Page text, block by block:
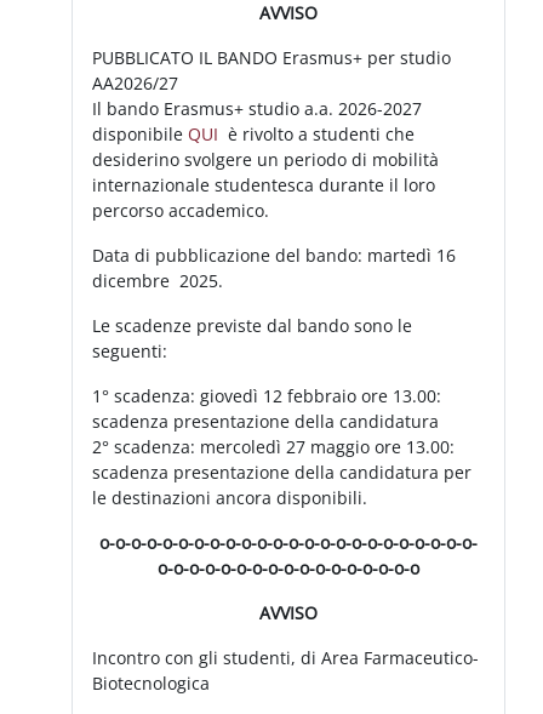
AVVISO
PUBBLICATO IL BANDO Erasmus+ per studio
AA2026/27
Il bando Erasmus+ studio a.a. 2026-2027
disponibileQUIè rivolto a studenti che
desiderino svolgere un periodo di mobilità
internazionale studentesca durante il loro
percorso accademico.
Data di pubblicazione del bando: martedì 16
dicembre 2025.
Le scadenze previste dal bando sono le
seguenti:
1° scadenza: giovedì 12 febbraio ore 13.00:
scadenza presentazione della candidatura
2° scadenza: mercoledì 27 maggio ore 13.00:
scadenza presentazione della candidatura per
le destinazioni ancora disponibili.
o-o-o-o-o-o-o-o-o-o-o-o-o-o-o-o-o-o-o-o-o-o-o-o-
o-o-o-o-o-o-o-o-o-o-o-o-o-o-o-o-o
AVVISO
Incontro con gli studenti, di Area Farmaceutico-
Biotecnologica